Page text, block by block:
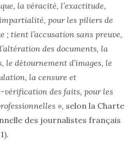
la véracité, l’exactitude,
pour les piliers de
; tient l’accusation sans preuve,
des documents, la
le détournement d’images, le
la censure et
vérification des faits, pour les
», selon la Charte
des journalistes français